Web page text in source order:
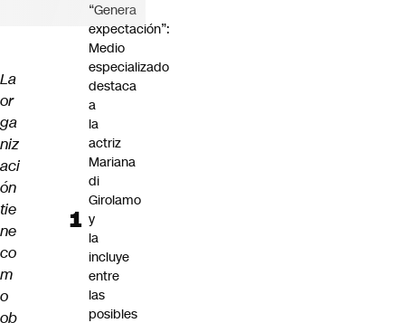
La
or
ga
niz
aci
ón
tie
ne
co
m
o
ob
“Genera
expectación”:
Medio
especializado
destaca
a
la
actriz
Mariana
di
Girolamo
y
la
incluye
entre
las
posibles